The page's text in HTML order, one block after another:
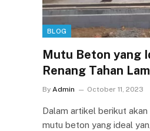
BLOG
Mutu Beton yang
Renang Tahan
By Admin October 11, 2023
Dalam artikel berikut
mutu beton yang ideal